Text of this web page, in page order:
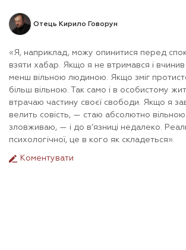
Отець Кирило Говорун
«Я, наприклад, можу опинитися перед
взяти хабар. Якщо я не втримався і вчинив
менш вільною людиною. Якщо зміг
більш вільною. Так само і в особистому
втрачаю частину своєї свободи. Якщо я
велить совість, — стаю абсолютно
зловживаю, — і до в’язниці недалеко.
психологічної, це в кого як складеться».
Коментувати